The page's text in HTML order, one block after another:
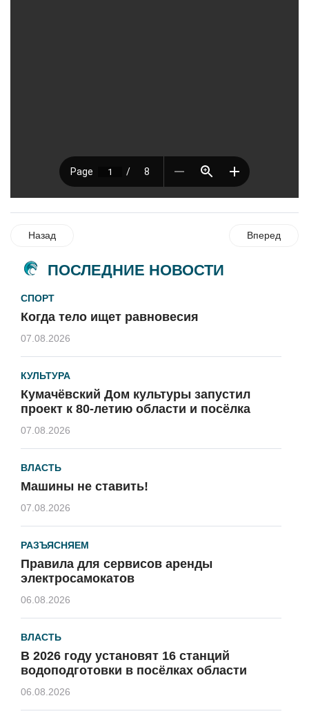
Назад Вперед
ПОСЛЕДНИЕ НОВОСТИ
СПОРТ
Когда тело ищет равновесия
07.08.2026
КУЛЬТУРА
Кумачёвский Дом культуры запустил
проект к 80-летию области и посёлка
07.08.2026
ВЛАСТЬ
Машины не ставить!
07.08.2026
РАЗЪЯСНЯЕМ
Правила для сервисов аренды
электросамокатов
06.08.2026
ВЛАСТЬ
В 2026 году установят 16 станций
водоподготовки в посёлках области
06.08.2026